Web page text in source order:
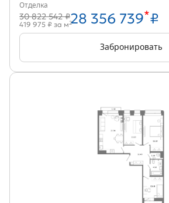
Отделка
30 822 542 ₽28 356 739*₽
419 975 ₽ за м2
Забронировать
Объект